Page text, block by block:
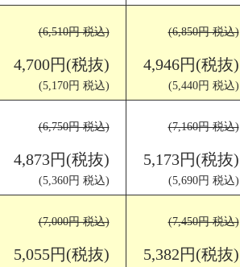
(6,510円 税込)
4,700円(税抜)
(5,170円 税込)
(6,850円 税込)
4,946円(税抜)
(5,440円 税込)
(6,750円 税込)
4,873円(税抜)
(5,360円 税込)
(7,160円 税込)
5,173円(税抜)
(5,690円 税込)
(7,000円 税込)
5,055円(税抜)
(7,450円 税込)
5,382円(税抜)